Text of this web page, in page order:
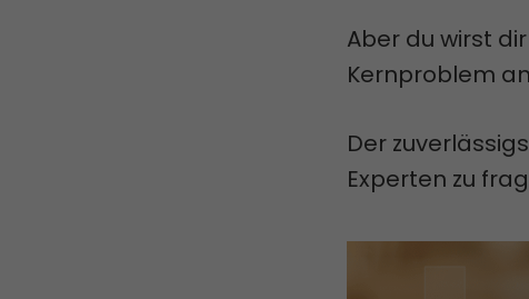
Aber du wirst
Kernproblem
Der
Experten zu